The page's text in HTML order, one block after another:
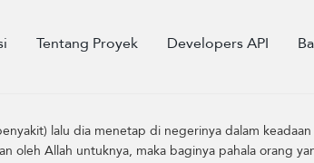
Tentang Proyek Developers API
lalu dia menetap di negerinya dalam
oleh Allah untuknya, maka baginya pahala orang